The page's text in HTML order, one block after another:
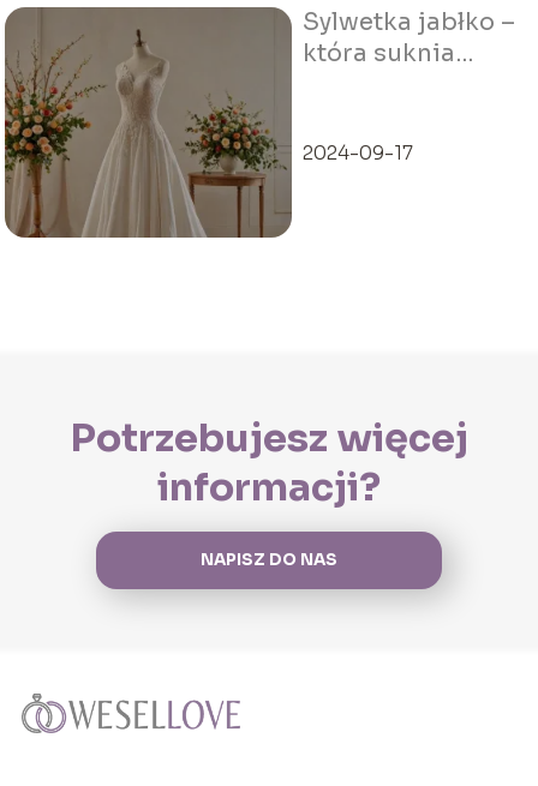
Sylwetka jabłko –
która suknia
2024-09-17
Potrzebujesz więcej
informacji?
NAPISZ DO NAS